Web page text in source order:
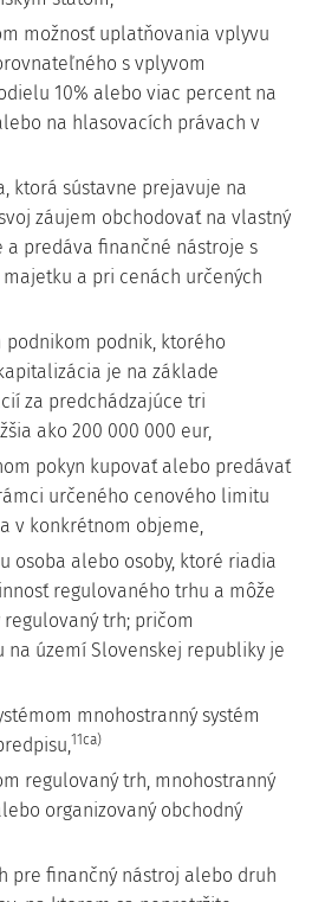
možnosť uplatňovania vplyvu
s vplyvom
10% alebo viac percent na
na hlasovacích právach v
ktorá sústavne prejavuje na
záujem obchodovať na vlastný
a predáva finančné nástroje s
a pri cenách určených
podnikom podnik, ktorého
je na základe
za predchádzajúce tri
ako 200 000 000 eur,
pokyn kupovať alebo predávať
určeného cenového limitu
v konkrétnom objeme,
osoba alebo osoby, ktoré riadia
regulovaného trhu a môže
trh; pričom
na území Slovenskej republiky je
mnohostranný systém
11ca)
regulovaný trh, mnohostranný
organizovaný obchodný
pre finančný nástroj alebo druh